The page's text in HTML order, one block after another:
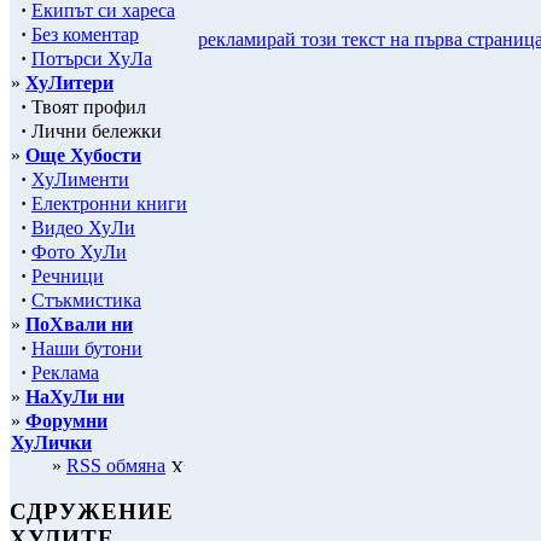
· Екипът си хареса
· Без коментар
· Потърси ХуЛа
» ХуЛитери
· Твоят профил
· Лични бележки
» Още Хубости
· ХуЛименти
· Електронни книги
· Видео ХуЛи
· Фото ХуЛи
· Речници
· Стъкмистика
» ПоХвали ни
· Наши бутони
· Реклама
» НаХуЛи ни
» Форумни
ХуЛички
» RSS обмяна
СДРУЖЕНИЕ
рекламирай този текст на първа